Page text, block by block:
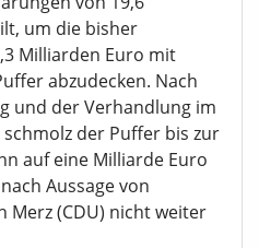
ursprünglichen
von 19,6
um die bisher
Milliarden Euro mit
abzudecken. Nach
und der Verhandlung im
der Puffer bis zur
auf eine Milliarde Euro
Aussage von